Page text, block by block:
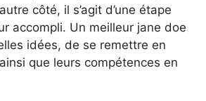
côté, il s’agit d’une étape
accompli. Un meilleur jane doe
idées, de se remettre en
que leurs compétences en